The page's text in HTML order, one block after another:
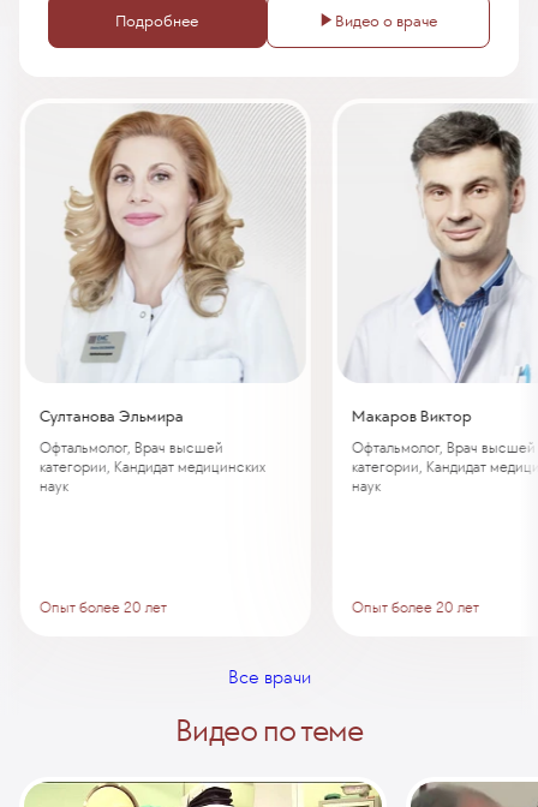
Подробнее ► Видео о враче
Султанова Эльмира
Офтальмолог, Врач высшей
категории, Кандидат медицинских
наук
Опыт более 20 лет
Макаров Виктор
Офтальмолог, Врач высшей
категории, Кандидат
наук
Опыт более 20 лет
Все врачи
Видео по теме